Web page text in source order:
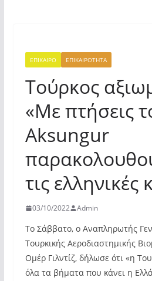
«Έλληνες» η
ΕΠΙΚΑΙΡΟ ΕΠΙΚΑΙΡΟΤΗΤΑ
Τούρκος
«Με πτήσεις
Aksungur
τις ελληνικές
03/10/2022 Admin
Το Σάββατο, ο Αναπληρωτής
Τουρκικής Αεροδιαστημικής
Ομέρ Γιλντίζ, δήλωσε ότι «η
όλα τα βήματα που κάνει η